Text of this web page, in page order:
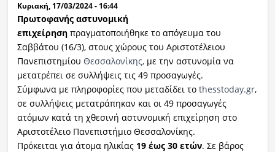
Κυριακή, 17/03/2024 - 16:44
Πρωτοφανής αστυνομική
επιχείρησηπραγματοποιήθηκε το απόγευμα του
Σαββάτου (16/3), στους χώρους του Αριστοτέλειου
Πανεπιστημίου Θεσσαλονίκης, με την αστυνομία να
μετατρέπει σε συλλήψεις τις 49 προσαγωγές.
Σύμφωνα με πληροφορίες που μεταδίδει το thesstoday.gr,
σε συλλήψεις μετατράπηκαν και οι 49 προσαγωγές
ατόμων κατά τη χθεσινή αστυνομική επιχείρηση στο
Αριστοτέλειο Πανεπιστήμιο Θεσσαλονίκης.
Πρόκειται για άτομα ηλικίας19 έως 30 ετών. Σε βάρος